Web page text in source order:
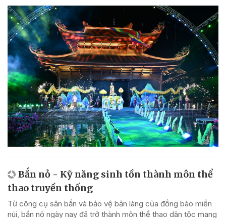
Bắn nỏ - Kỹ năng sinh tồn thành môn thể
thao truyền thống
Từ công cụ săn bắn và bảo vệ bản làng của đồng bào miền
núi, bắn nỏ ngày nay đã trở thành môn thể thao dân tộc mang